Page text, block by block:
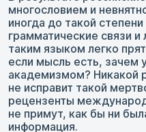
многословием и
иногда до такой
грамматические связи
таким языком легко
если мысль есть, зачем
академизмом? Никакой
не исправит такой
рецензенты
не примут, как бы ни
информация.